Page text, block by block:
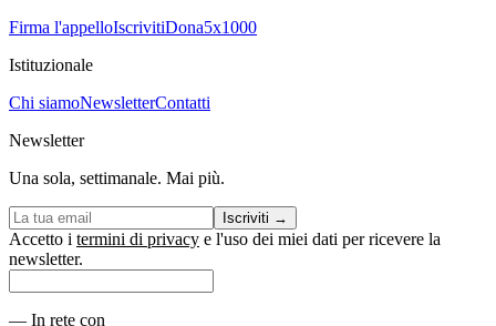
Firma l'appelloIscrivitiDona5x1000
Istituzionale
Chi siamoNewsletterContatti
Newsletter
Una sola, settimanale. Mai più.
Iscriviti →
Accetto i termini di privacy e l'uso dei miei dati per ricevere la
newsletter.
— In rete con